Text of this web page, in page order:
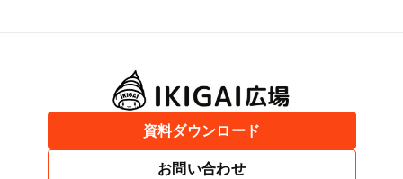
資料ダウンロード
お問い合わせ